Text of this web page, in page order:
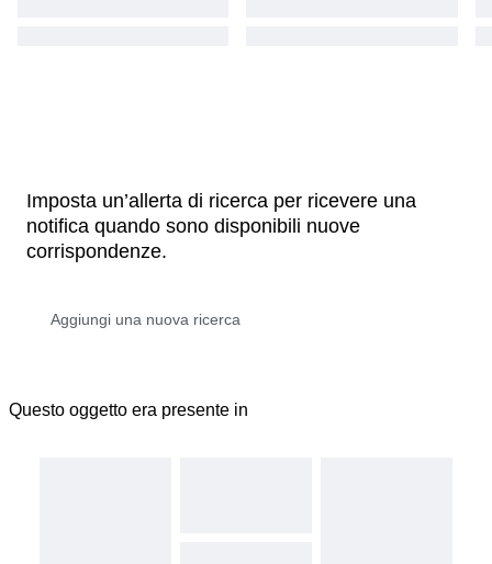
Imposta un’allerta di ricerca per ricevere una
notifica quando sono disponibili nuove
corrispondenze.
Questo oggetto era presente in